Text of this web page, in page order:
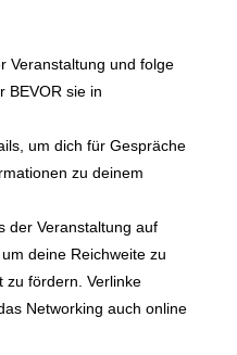
Veranstaltung und folge
BEVOR sie in
um dich für Gespräche
zu deinem
der Veranstaltung auf
deine Reichweite zu
zu fördern. Verlinke
Networking auch online